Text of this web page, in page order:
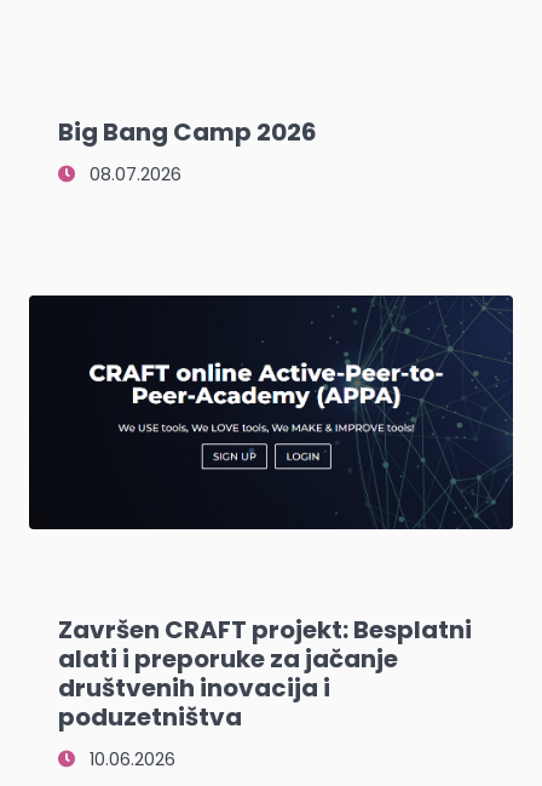
Big Bang Camp 2026
08.07.2026
Završen CRAFT projekt: Besplatni
alati i preporuke za jačanje
društvenih inovacija i
poduzetništva
10.06.2026